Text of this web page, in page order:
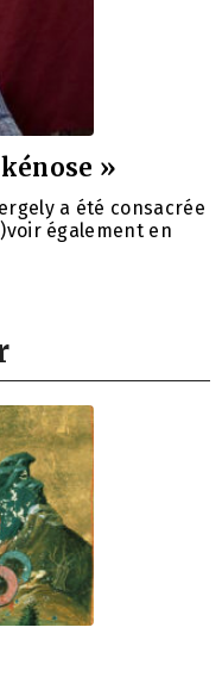
»
a été consacrée
également en